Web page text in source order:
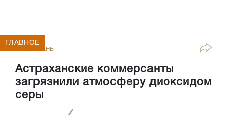
Астрахань
Астраханские коммерсанты
загрязнили атмосферу диоксидом
серы
ГЛАВНОЕ